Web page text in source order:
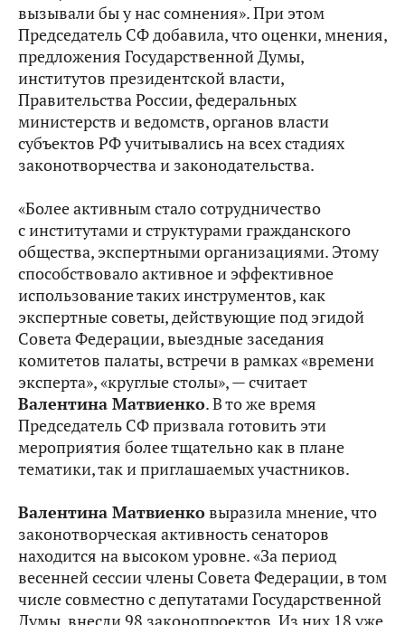
вызывали бы у нас сомнения». При этом
Председатель СФ добавила, что оценки, мнения,
предложения Государственной Думы,
институтов президентской власти,
Правительства России, федеральных
министерств и ведомств, органов власти
субъектов РФ учитывались на всех стадиях
законотворчества и законодательства.
«Более активным стало сотрудничество
с институтами и структурами гражданского
общества, экспертными организациями. Этому
способствовало активное и эффективное
использование таких инструментов, как
экспертные советы, действующие под эгидой
Совета Федерации, выездные заседания
комитетов палаты, встречи в рамках «времени
эксперта», «круглые столы», — считает
Валентина Матвиенко. В то же время
Председатель СФ призвала готовить эти
мероприятия более тщательно как в плане
тематики, так и приглашаемых участников.
Валентина Матвиенковыразила мнение, что
законотворческая активность сенаторов
находится на высоком уровне. «За период
весенней сессии члены Совета Федерации, в том
числе совместно с депутатами Государственной